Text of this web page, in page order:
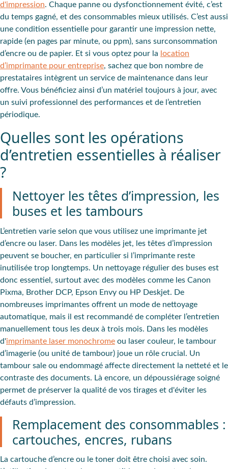
d'impression. Chaque panne ou dysfonctionnement évité, c’est
du temps gagné, et des consommables mieux utilisés. C’est aussi
une condition essentielle pour garantir une impression nette,
rapide (en pages par minute, ou ppm), sans surconsommation
d’encre ou de papier. Et si vous optez pour la location
d’imprimante pour entreprise, sachez que bon nombre de
prestataires intègrent un service de maintenance dans leur
offre. Vous bénéficiez ainsi d’un matériel toujours à jour, avec
un suivi professionnel des performances et de l’entretien
périodique.
Quelles sont les opérations
d’entretien essentielles à réaliser
?
Nettoyer les têtes d’impression, les
buses et les tambours
L’entretien varie selon que vous utilisez une imprimante jet
d’encre ou laser. Dans les modèles jet, les têtes d’impression
peuvent se boucher, en particulier si l’imprimante reste
inutilisée trop longtemps. Un nettoyage régulier des buses est
donc essentiel, surtout avec des modèles comme les Canon
Pixma, Brother DCP, Epson Envy ou HP Deskjet. De
nombreuses imprimantes offrent un mode de nettoyage
automatique, mais il est recommandé de compléter l’entretien
manuellement tous les deux à trois mois. Dans les modèles
d'imprimante laser monochrome ou laser couleur, le tambour
d’imagerie (ou unité de tambour) joue un rôle crucial. Un
tambour sale ou endommagé affecte directement la netteté et le
contraste des documents. Là encore, un dépoussiérage soigné
permet de préserver la qualité de vos tirages et d'éviter les
défauts d’impression.
Remplacement des consommables :
cartouches, encres, rubans
La cartouche d’encre ou le toner doit être choisi avec soin.